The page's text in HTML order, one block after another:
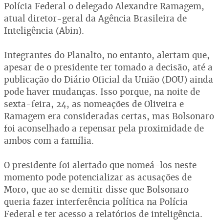
Polícia Federal o delegado Alexandre Ramagem,
atual diretor-geral da Agência Brasileira de
Inteligência (Abin).
Integrantes do Planalto, no entanto, alertam que,
apesar de o presidente ter tomado a decisão, até a
publicação do Diário Oficial da União (DOU) ainda
pode haver mudanças. Isso porque, na noite de
sexta-feira, 24, as nomeações de Oliveira e
Ramagem era consideradas certas, mas Bolsonaro
foi aconselhado a repensar pela proximidade de
ambos com a família.
O presidente foi alertado que nomeá-los neste
momento pode potencializar as acusações de
Moro, que ao se demitir disse que Bolsonaro
queria fazer interferência política na Polícia
Federal e ter acesso a relatórios de inteligência.